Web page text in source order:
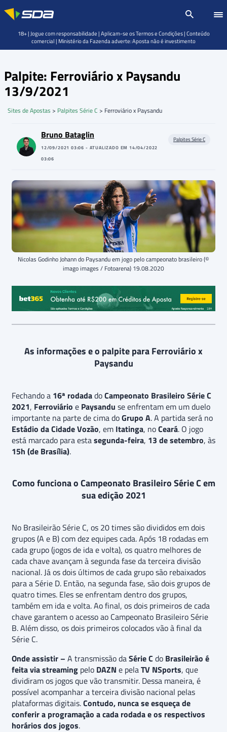
Palpite: Ferroviário x Paysandu
13/9/2021
Sites de Apostas > Palpites Série C > Ferroviário x Paysandu
Bruno Bataglin
12/09/2021 03:06 - ATUALIZADO EM 14/04/2022
03:06
Palpites Série C
Nicolas Godinho Johann do Paysandu em jogo pelo campeonato brasileiro (©
imago images / Fotoarena) 19.08.2020
As informações e o palpite para Ferroviário x
Paysandu
Fechando a 16ª rodadadoCampeonato Brasileiro Série C
2021, Ferroviário e Paysandu se enfrentam em um duelo
importante na parte de cima doGrupo A. A partida será no
Estádio da Cidade Vozão, em Itatinga, noCeará. O jogo
está marcado para estasegunda-feira, 13 de setembro, às
15h (de Brasília).
Como funciona o Campeonato Brasileiro Série C em
sua edição 2021
No Brasileirão Série C, os 20 times são divididos em dois
grupos (A e B) com dez equipes cada. Após 18 rodadas em
cada grupo (jogos de ida e volta), os quatro melhores de
cada chave avançam à segunda fase da terceira divisão
nacional. Já os dois últimos de cada grupo são rebaixados
para a Série D. Então, na segunda fase, são dois grupos de
quatro times. Eles se enfrentam dentro dos grupos,
também em ida e volta. Ao final, os dois primeiros de cada
chave garantem o acesso ao Campeonato Brasileiro Série
B. Além disso, os dois primeiros colocados vão à final da
Série C.
Onde assistir – A transmissão daSérie C do Brasileirão é
feita via streaming pelo DAZN e pelaTV NSports, que
dividiram os jogos que vão transmitir. Dessa maneira, é
possível acompanhar a terceira divisão nacional pelas
plataformas digitais.Contudo, nunca se esqueça de
conferir a programação a cada rodada e os respectivos
horários dos jogos.
18+ | Jogue com responsabilidade | Aplicam-se os Termos e Condições | Conteúdo
comercial | Ministério da Fazenda adverte: Aposta não é investimento